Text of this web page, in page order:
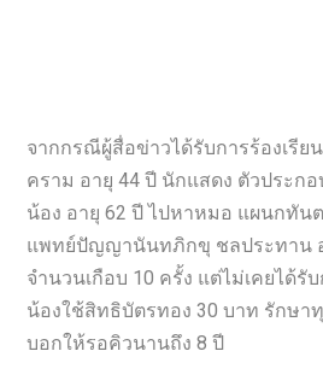
จากกรณีผู้สื่อข่าวได้รับการร้องเรีย
คราม อายุ 44 ปี นักแสดง ตัวประก
น้อง อายุ 62 ปี ไปหาหมอ แผนกทัน
แพทย์ปัญญานันทภิกขุ ชลประทาน
จำนวนเกือบ 10 ครั้ง แต่ไม่เคยได้
น้องใช้สิทธิบัตรทอง 30 บาท รักษา
บอกให้รอคิวนานถึง 8 ปี